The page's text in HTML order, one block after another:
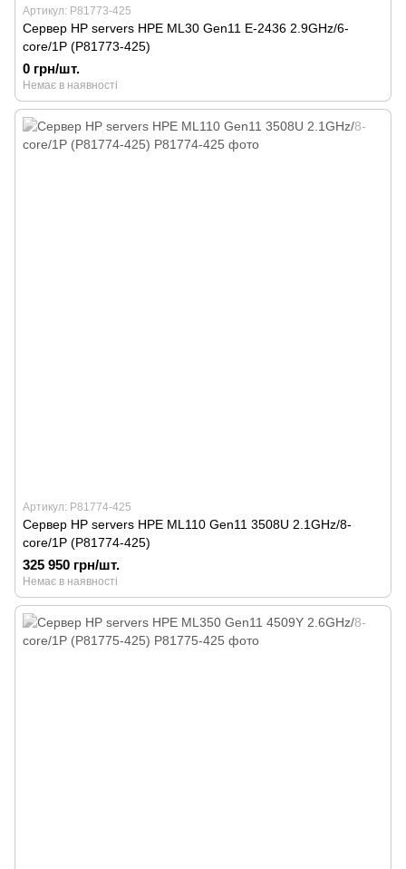
Артикул: P81773-425
Сервер HP servers HPE ML30 Gen11 E-2436 2.9GHz/6-
core/1P (P81773-425)
0 грн/шт.
Немає в наявності
Артикул: P81774-425
Сервер HP servers HPE ML110 Gen11 3508U 2.1GHz/8-
core/1P (P81774-425)
325 950 грн/шт.
Немає в наявності